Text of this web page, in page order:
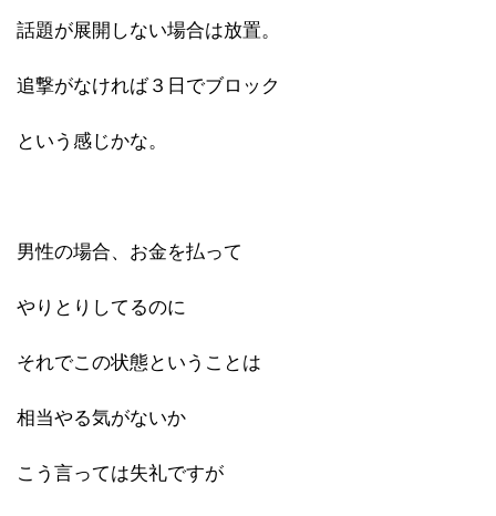
話題が展開しない場合は放置。
追撃がなければ３日でブロック
という感じかな。
男性の場合、お金を払って
やりとりしてるのに
それでこの状態ということは
相当やる気がないか
こう言っては失礼ですが